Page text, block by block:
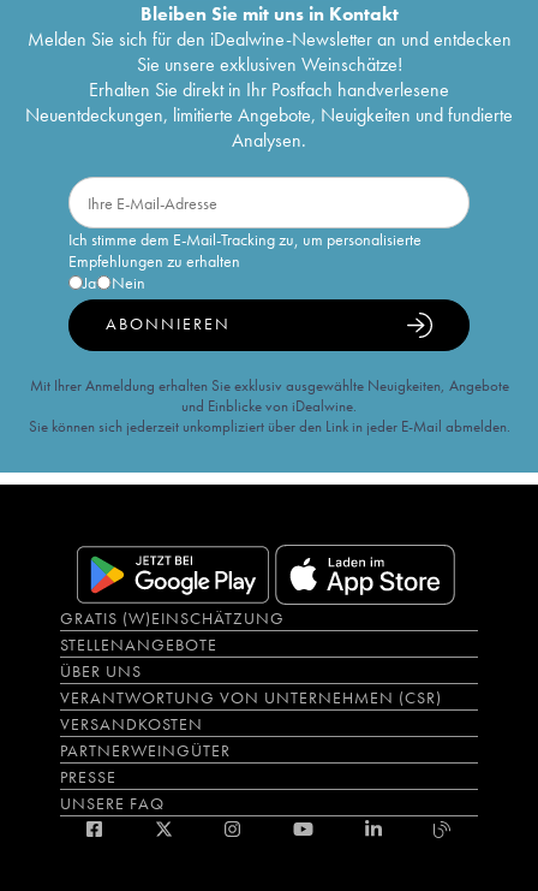
Bleiben Sie mit uns in Kontakt
Melden Sie sich für den iDealwine-Newsletter an und entdecken
Sie unsere exklusiven Weinschätze!
Erhalten Sie direkt in Ihr Postfach handverlesene
Neuentdeckungen, limitierte Angebote, Neuigkeiten und fundierte
Analysen.
Ich stimme dem E-Mail-Tracking zu, um personalisierte
Empfehlungen zu erhalten
Ja
Nein
ABONNIEREN
Mit Ihrer Anmeldung erhalten Sie exklusiv ausgewählte Neuigkeiten, Angebote
und Einblicke von iDealwine.
Sie können sich jederzeit unkompliziert über den Link in jeder E-Mail abmelden.
GRATIS (W)EINSCHÄTZUNG
STELLENANGEBOTE
ÜBER UNS
VERANTWORTUNG VON UNTERNEHMEN (CSR)
VERSANDKOSTEN
PARTNERWEINGÜTER
PRESSE
UNSERE FAQ